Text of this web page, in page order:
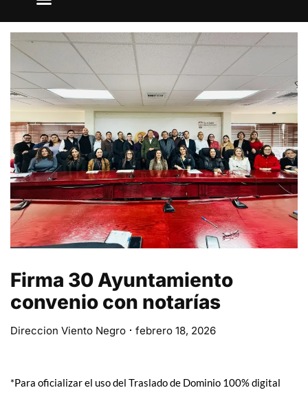
Firma 30 Ayuntamiento
convenio con notarías
Direccion Viento Negro febrero 18, 2026
*Para oficializar el uso del Traslado de Dominio 100% digital